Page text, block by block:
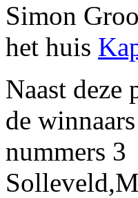
Simon
het huis
Naast
de
nummers 3